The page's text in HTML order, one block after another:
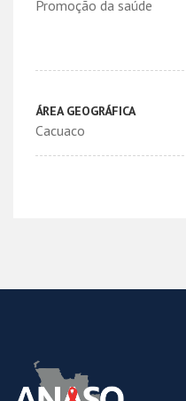
Promoção da saúde
ÁREA GEOGRÁFICA
Cacuaco